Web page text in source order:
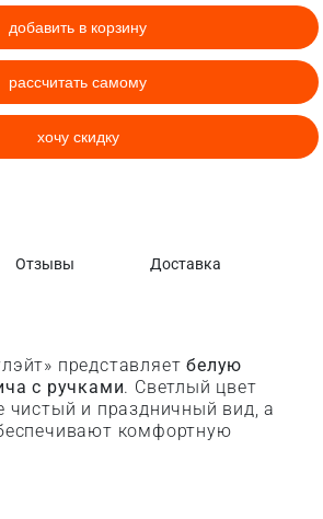
добавить в корзину
рассчитать самому
хочу скидку
Отзывы Доставка
представляетбелую
с ручками. Светлый цвет
чистый и праздничный вид, а
комфортную